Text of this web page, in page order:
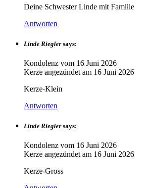
Deine Schwester Linde mit Familie
Antworten
Linde Riegler says:
Kondolenz vom 16 Juni 2026
Kerze angezündet am 16 Juni 2026
Kerze-Klein
Antworten
Linde Riegler says:
Kondolenz vom 16 Juni 2026
Kerze angezündet am 16 Juni 2026
Kerze-Gross